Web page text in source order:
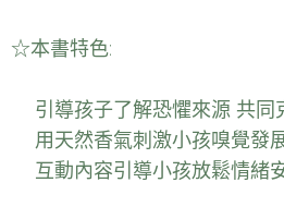
☆本書特色:
⭕️引導孩子了解恐懼來源 共同
⭕️用天然香氣刺激小孩嗅覺發
⭕️互動內容引導小孩放鬆情緒